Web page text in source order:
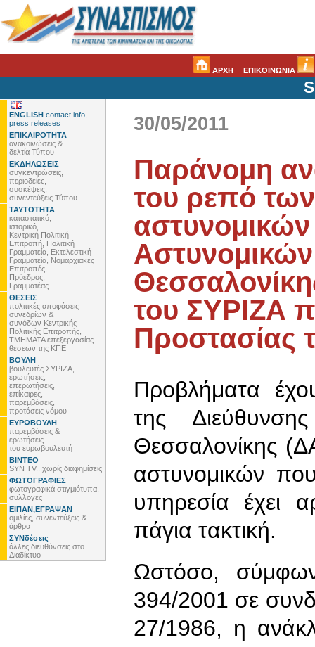
ΑΡΧΗ ΕΠΙΚΟΙΝΩΝΙΑ
ENGLISH contact info,
press releases
ΕΠΙΚΑΙΡΟΤΗΤΑ
ανακοινώσεις &
δελτία Τύπου
ΕΚΔΗΛΩΣΕΙΣ
συγκεντρώσεις,
περιοδείες,
συσκέψεις,
συνεντεύξεις Τύπου
ΤΑΥΤΟΤΗΤΑ
καταστατικό,
ιστορικό,
Κεντρική Πολιτική
Επιτροπή, Πολιτική
Γραμματεία, Εκτελεστική
Γραμματεία, Νομαρχιακές
Επιτροπές,
Πρόεδρος,
Γραμματέας
ΘΕΣΕΙΣ
πολιτικές αποφάσεις
συνεδρίων &
συνόδων Κεντρικής
Πολιτικής Επιτροπής,
ΤΜΗΜΑΤΑ επεξεργασίας
θέσεων της ΚΠΕ
ΒΟΥΛΗ
βουλευτές ΣΥΡΙΖΑ,
ερωτήσεις,
επερωτήσεις,
επίκαιρες,
παρεμβάσεις,
προτάσεις νόμου
ΕΥΡΩΒΟΥΛΗ
παρεμβάσεις &
ερωτήσεις
του ευρωβουλευτή
ΒΙΝΤΕΟ
SYN TV.. χωρίς διαφημίσεις
ΦΩΤΟΓΡΑΦΙΕΣ
φωτογραφικά στιγμιότυπα,
συλλογές
ΕΙΠΑΝ,ΕΓΡΑΨΑΝ
ομιλίες, συνεντεύξεις &
άρθρα
ΣΥΝδέσεις
άλλες διευθύνσεις στο
Διαδίκτυο
30/05/2011
Παράνομη
του ρεπό των
του ΣΥΡΙΖΑ
Προστασίας
Προβλήματα
της
Θεσσαλονίκης
αστυνομικών
υπηρεσία έχει
πάγια τακτική.
Ωστόσο,
394/2001 σε
27/1986, η